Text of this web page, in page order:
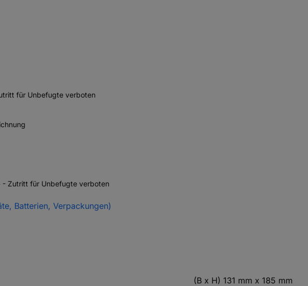
für Unbefugte verboten
- Zutritt für Unbefugte verboten
Batterien, Verpackungen)
(B x H) 131 mm x 185 mm